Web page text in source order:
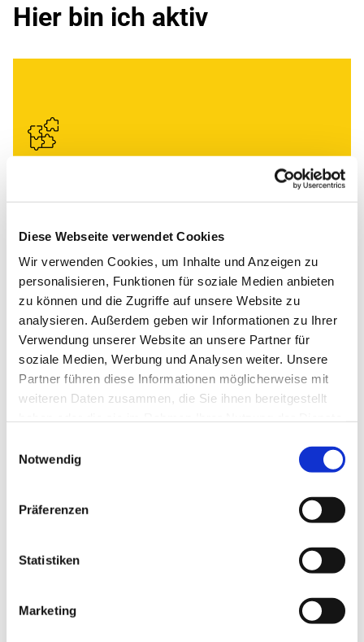
Diese Webseite verwendet Cookies
Wir verwenden Cookies, um Inhalte und Anzeigen zu
personalisieren, Funktionen für soziale Medien anbieten
zu können und die Zugriffe auf unsere Website zu
analysieren. Außerdem geben wir Informationen zu Ihrer
Verwendung unserer Website an unsere Partner für
soziale Medien, Werbung und Analysen weiter. Unsere
Partner führen diese Informationen möglicherweise mit
weiteren Daten zusammen, die Sie ihnen bereitgestellt
Notwendig
Präferenzen
Statistiken
Marketing
Hier bin ich aktiv
Mitglied
Arbeitskreise
Innengestaltung Bielertkirche
Mitgleid der Kreissynode